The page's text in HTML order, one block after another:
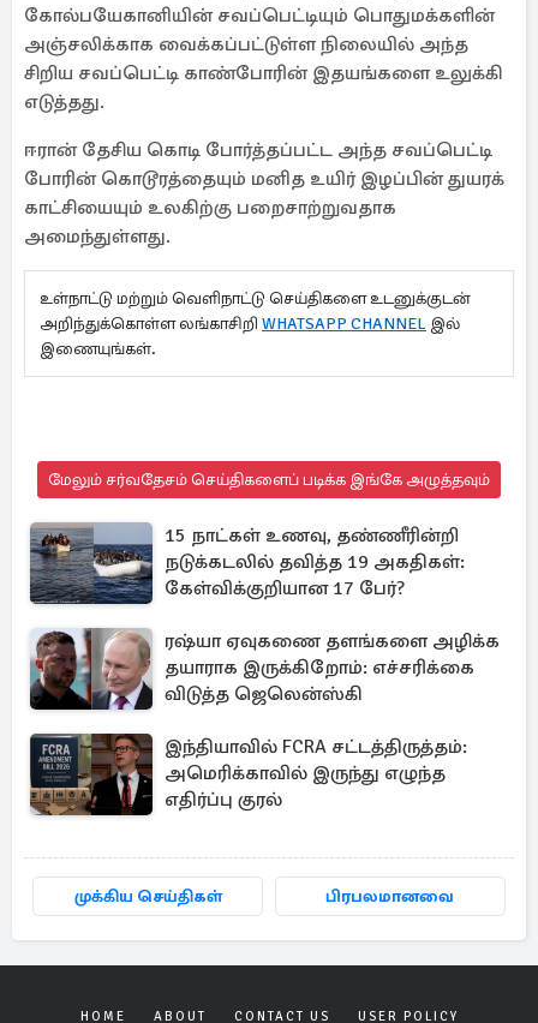
கோல்பயேகானியின் சவப்பெட்டியும் பொதுமக்களின்
அஞ்சலிக்காக வைக்கப்பட்டுள்ள நிலையில் அந்த
சிறிய சவப்பெட்டி காண்போரின் இதயங்களை உலுக்கி
எடுத்தது.
ஈரான் தேசிய கொடி போர்த்தப்பட்ட அந்த சவப்பெட்டி
போரின் கொடூரத்தையும் மனித உயிர் இழப்பின் துயரக்
காட்சியையும் உலகிற்கு பறைசாற்றுவதாக
அமைந்துள்ளது.
உள்நாட்டு மற்றும் வெளிநாட்டு செய்திகளை உடனுக்குடன்
அறிந்துக்கொள்ள லங்காசிறி WHATSAPP CHANNEL இல்
இணையுங்கள்.
மேலும் சர்வதேசம் செய்திகளைப் படிக்க இங்கே அழுத்தவும்
15 நாட்கள் உணவு, தண்ணீரின்றி
நடுக்கடலில் தவித்த 19 அகதிகள்:
கேள்விக்குறியான 17 பேர்?
ரஷ்யா ஏவுகணை தளங்களை அழிக்க
தயாராக இருக்கிறோம்: எச்சரிக்கை
விடுத்த ஜெலென்ஸ்கி
இந்தியாவில் FCRA சட்டத்திருத்தம்:
அமெரிக்காவில் இருந்து எழுந்த
எதிர்ப்பு குரல்
முக்கிய செய்திகள் பிரபலமானவை
HOME ABOUT CONTACT US USER POLICY